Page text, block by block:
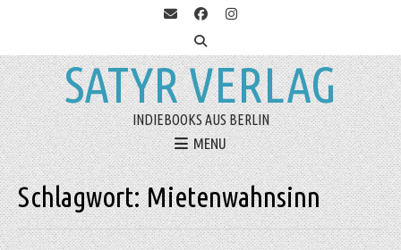
SATYR VERLAG
INDIEBOOKS AUS BERLIN
MENU
Schlagwort:Mietenwahnsinn